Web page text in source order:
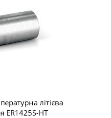
літієва
ER1425S-HT